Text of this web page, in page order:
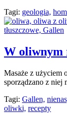
Tagi: geologia,
W oliwnym
Masaże z użyciem
sporządzano z niej
Tagi: Gallen,
oliwki, recepty